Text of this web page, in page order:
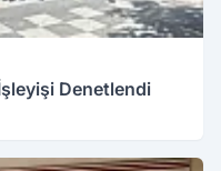
İşleyişi Denetlendi